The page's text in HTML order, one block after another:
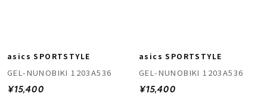
asics SPORTSTYLE
GEL-NUNOBIKI 1203A536
¥15,400
asics SPORTSTYLE
GEL-NUNOBIKI 1203A536
¥15,400